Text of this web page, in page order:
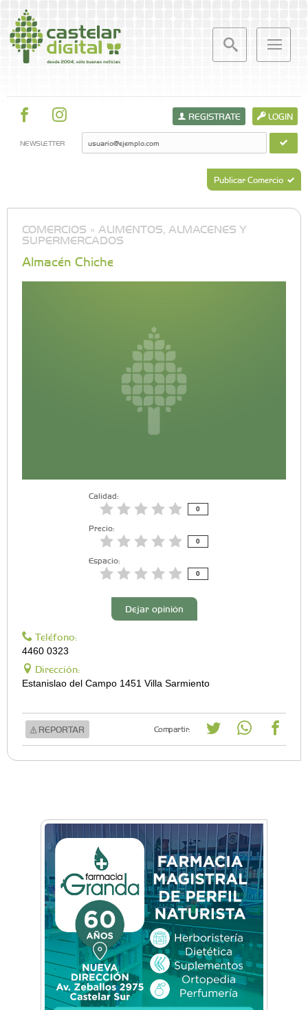
LOGIN
REGISTRATE
NEWSLETTER
Publicar Comercio
COMERCIOS » ALIMENTOS, ALMACENES Y
SUPERMERCADOS
Almacén Chiche
Calidad:
0
Precio:
0
Espacio:
0
Dejar opinión
Teléfono:
4460 0323
Dirección:
Estanislao del Campo 1451 Villa Sarmiento
REPORTAR Compartir: